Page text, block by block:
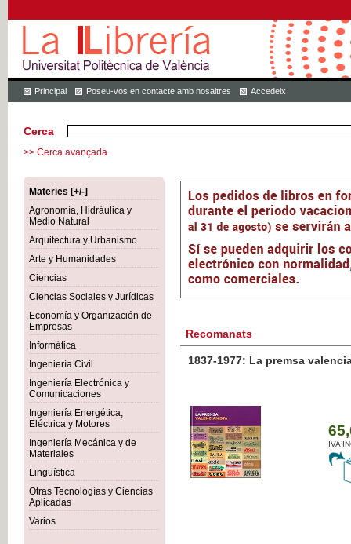
Principal Poseu-vos en contacte amb nosaltres Accedeix
Cerca
>> Cerca avançada
Materies [+/-]
Agronomía, Hidráulica y
Medio Natural
Arquitectura y Urbanismo
Arte y Humanidades
Ciencias
Ciencias Sociales y Jurídicas
Economía y Organización de
Empresas
Informática
Ingeniería Civil
Ingeniería Electrónica y
Comunicaciones
Ingeniería Energética,
Eléctrica y Motores
Ingeniería Mecánica y de
Materiales
Lingüística
Otras Tecnologías y Ciencias
Aplicadas
Varios
Recomanats
1837-1977: La premsa
IVA